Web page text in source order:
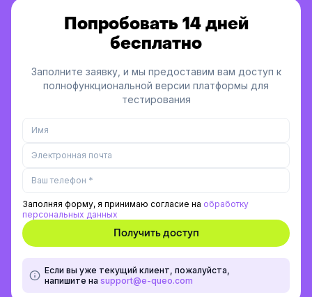
Попробовать 14 дней
бесплатно
Заполните заявку, и мы предоставим вам доступ к
полнофункциональной версии платформы для
тестирования
Заполняя форму, я принимаю согласие на обработку
персональных данных
Если вы уже текущий клиент, пожалуйста,
напишите на support@e-queo.com